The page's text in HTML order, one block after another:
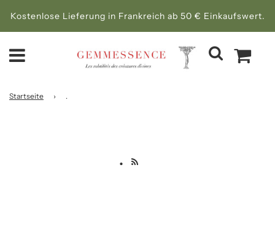
Kostenlose Lieferung in Frankreich ab 50 € Einkaufswert.
Startseite › .
.